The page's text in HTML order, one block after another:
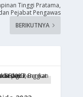
Tinggi Pratama,
Pejabat Pengawas
BERIKUTNYA